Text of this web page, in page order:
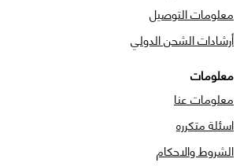
معلومات التوصيل
أرشادات الشحن الدولي
معلومات
معلومات عنا
اسئلة متكرره
الشروط والاحكام